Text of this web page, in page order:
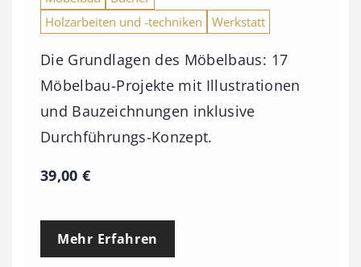
,
0
€
Holzarbeiten und -techniken
Werkstatt
Die Grundlagen des Möbelbaus: 17
Möbelbau-Projekte mit Illustrationen
und Bauzeichnungen inklusive
Durchführungs-Konzept.
39,00€
Mehr Erfahren